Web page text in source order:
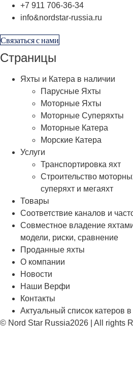
+7 911 706-36-34
info&nordstar-russia.ru
Связаться с нами
Страницы
Яхты и Катера в наличии
Парусные Яхты
Моторные Яхты
Моторные Суперяхты
Моторные Катера
Морские Катера
Услуги
Транспортировка яхт
Строительство
суперяхт и мегаяхт
Товары
Соответствие каналов и
Совместное владение
модели, риски, сравнение
Проданные яхты
О компании
Новости
Наши Верфи
Контакты
Актуальный список катеров
© Nord Star Russia2026 | All rights